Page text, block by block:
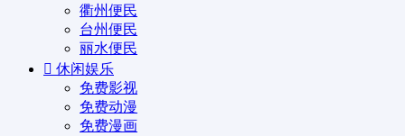
衢州便民
台州便民
丽水便民
休闲娱乐
免费影视
免费动漫
免费漫画